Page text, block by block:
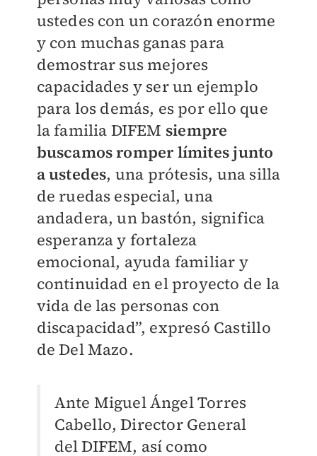
ustedes con un corazón enorme
y con muchas ganas para
demostrar sus mejores
capacidades y ser un ejemplo
para los demás, es por ello que
la familia DIFEM siempre
buscamos romper límites junto
a ustedes, una prótesis, una silla
de ruedas especial, una
andadera, un bastón, significa
esperanza y fortaleza
emocional, ayuda familiar y
continuidad en el proyecto de la
vida de las personas con
discapacidad”, expresó Castillo
de Del Mazo.
Ante Miguel Ángel Torres
Cabello, Director General
del DIFEM, así como